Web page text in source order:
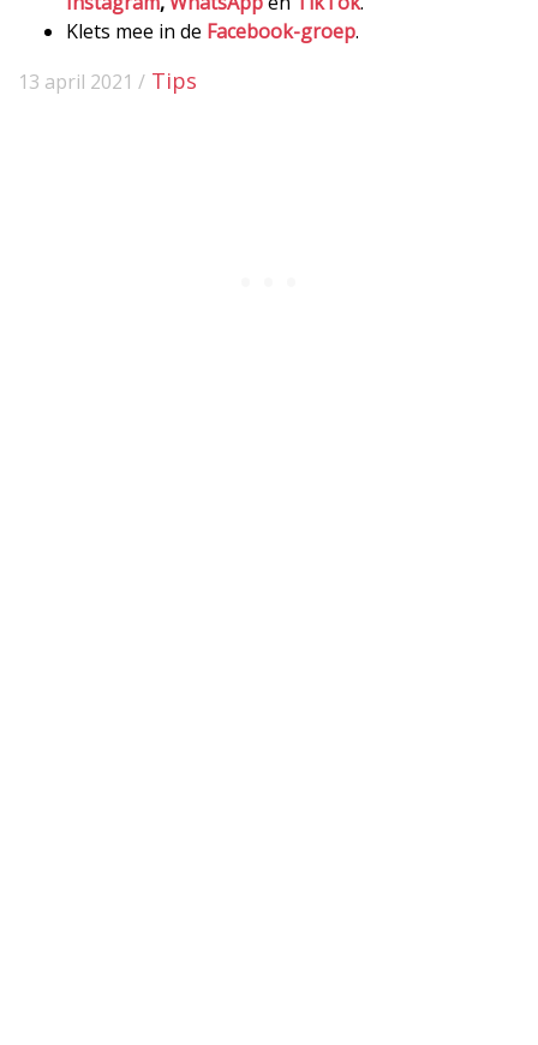
Klets mee in de Facebook-groep.
13 april 2021 / Tips